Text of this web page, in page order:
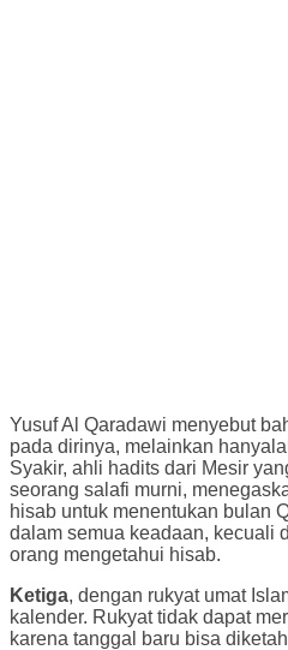
Yusuf Al Qaradawi menyebut
pada dirinya, melainkan
Syakir, ahli hadits dari Mesir
seorang salafi murni,
hisab untuk menentukan bulan
dalam semua keadaan, kecuali
orang mengetahui hisab.
Ketiga, dengan rukyat umat
kalender. Rukyat tidak dapat
karena tanggal baru bisa